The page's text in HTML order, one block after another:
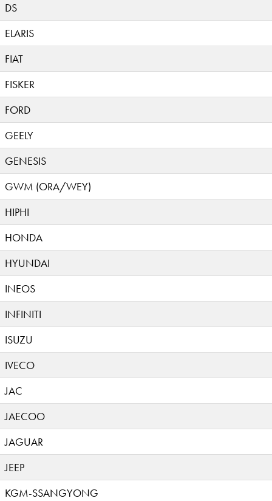
DS
ELARIS
FIAT
FISKER
FORD
GEELY
GENESIS
GWM (ORA/WEY)
HIPHI
HONDA
HYUNDAI
INEOS
INFINITI
ISUZU
IVECO
JAC
JAECOO
JAGUAR
JEEP
KGM-SSANGYONG